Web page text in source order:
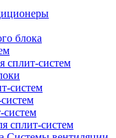
блока
сплит-систем
систем
систем
сплит-систем